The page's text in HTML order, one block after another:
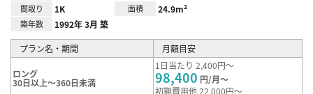
間取り 1K 面積 24.9m²
築年数 1992年 3月 築
プラン名・期間 月額目安
ロング
30日以上～360日未満
1日当たり 2,400円～
98,400 円/月～
初期費用他 22,000円～